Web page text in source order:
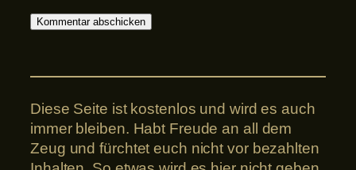
Diese Seite ist kostenlos und wird es auch
immer bleiben. Habt Freude an all dem
Zeug und fürchtet euch nicht vor bezahlten